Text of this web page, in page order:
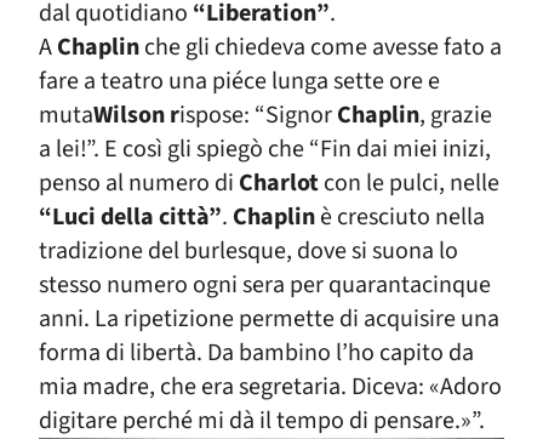
dal quotidiano “Liberation”.
AChaplinche gli chiedeva come avesse fato a
fare a teatro una piéce lunga sette ore e
mutaWilson rispose: “SignorChaplin, grazie
a lei!”. E così gli spiegò che “Fin dai miei inizi,
penso al numero di Charlotcon le pulci, nelle
“Luci della città”. Chaplinè cresciuto nella
tradizione del burlesque, dove si suona lo
stesso numero ogni sera per quarantacinque
anni. La ripetizione permette di acquisire una
forma di libertà. Da bambino l’ho capito da
mia madre, che era segretaria. Diceva: «Adoro
digitare perché mi dà il tempo di pensare.»”.